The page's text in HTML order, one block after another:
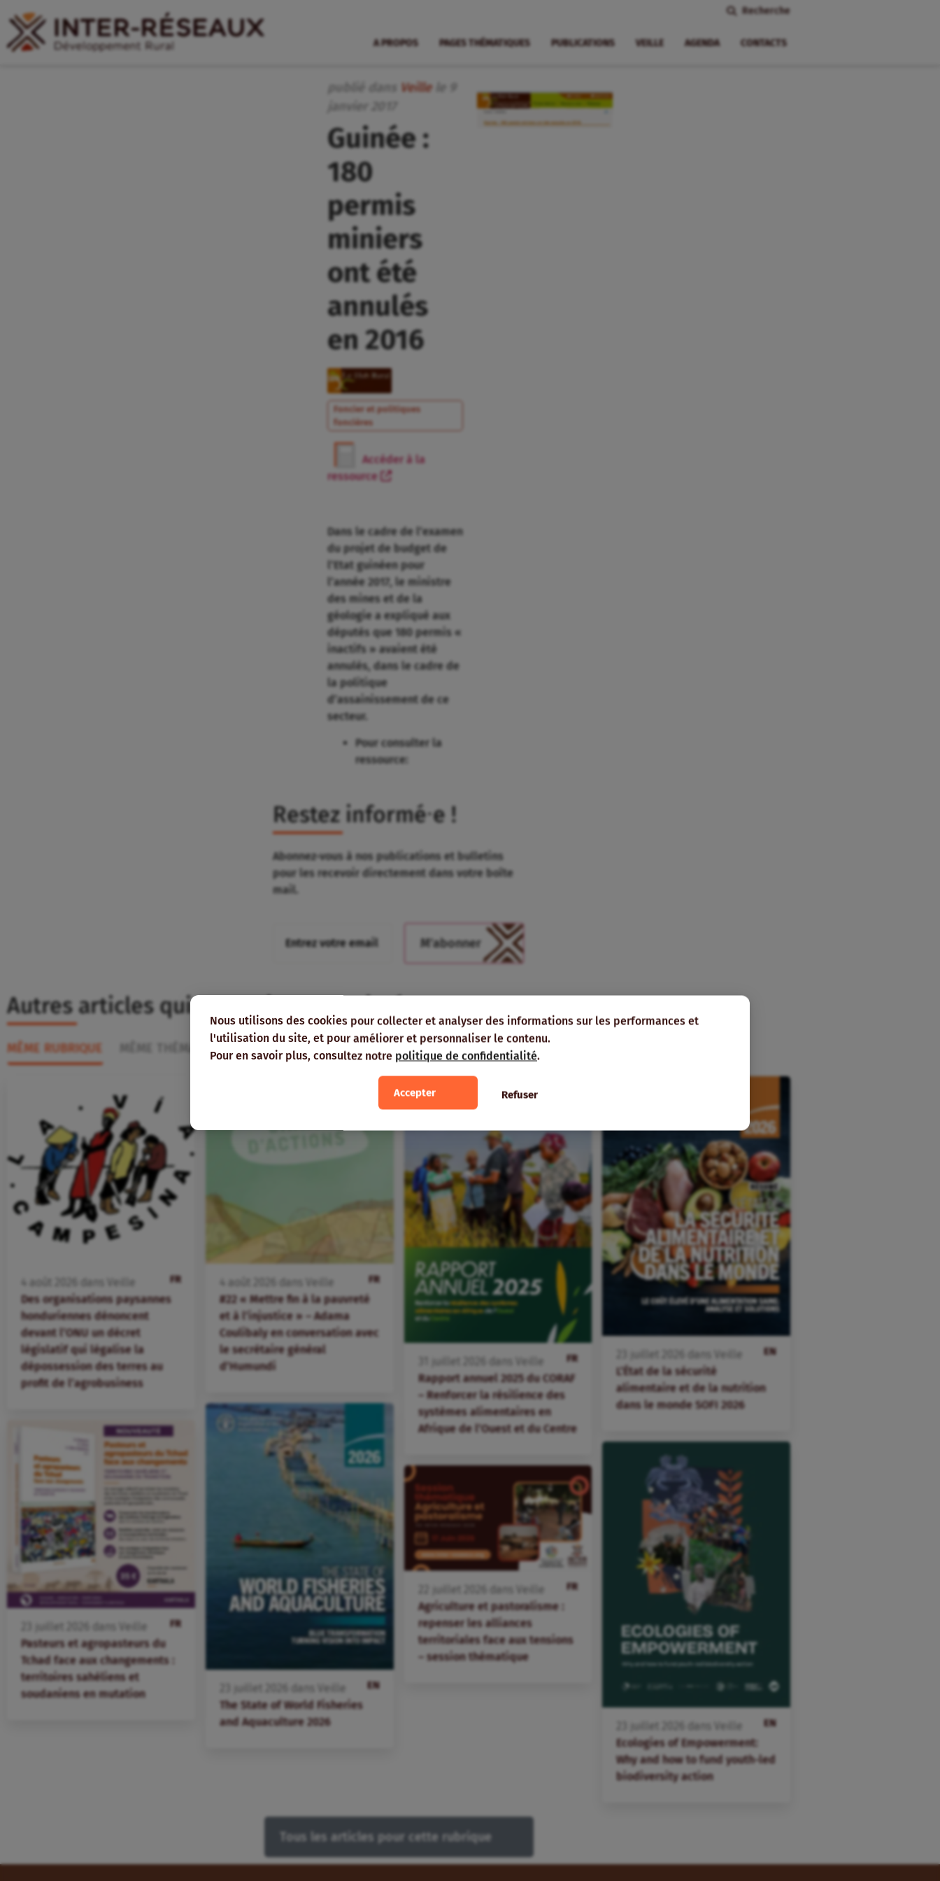
Nous utilisons des cookies pour collecter et analyser des informations sur les performances et
l'utilisation du site, et pour améliorer et personnaliser le contenu.
Pour en savoir plus, consultez notre politique de confidentialité.
Accepter Refuser
Recherche
A PROPOS PAGES THÉMATIQUES PUBLICATIONS VEILLE AGENDA CONTACTS
publié dans Veille le
janvier
Guinée :
180
permis
miniers
ont été
annulés
en 2016
Foncier et politiques
foncières
Accéder à la
ressource
Dans le cadre de l’examen
du projet de budget de
l’Etat guinéen pour
l’année 2017, le ministre
des mines et de la
géologie a expliqué aux
députés que 180 permis «
inactifs » avaient été
annulés, dans le cadre de
la politique
d’assainissement de ce
secteur.
Pour consulter la
ressource:
Restez informé⸱e !
Abonnez-vous à nos publications et bulletins
pour les recevoir directement dans votre boîte
mail.
Autres articles qui pourraient vous intéresser
MÊME RUBRIQUE MÊME THÉMATIQUE MÊME AUTEUR
FR
août dans
Veille
Des organisations paysannes
honduriennes dénoncent
devant l’ONU un décret
législatif qui légalise la
dépossession des terres au
profit de l’agrobusiness
FR
août dans
Veille
#22 « Mettre fin à la pauvreté
et à l’injustice » – Adama
Coulibaly en conversation avec
le secrétaire général
d’Humundi
FR
juillet dans
Veille
Rapport annuel 2025 du CORAF
– Renforcer la résilience des
systèmes alimentaires en
Afrique de l’Ouest et du Centre
EN
juillet dans
Veille
L’État de la sécurité
alimentaire et de la nutrition
dans le monde SOFI 2026
EN
juillet dans
Veille
The State of World Fisheries
and Aquaculture 2026
FR
juillet dans
Veille
Pasteurs et agropasteurs du
Tchad face aux changements :
territoires sahéliens et
soudaniens en mutation
EN
juillet dans
Veille
Ecologies of Empowerment:
Why and how to fund youth-led
biodiversity action
FR
juillet dans
Veille
Agriculture et pastoralisme :
repenser les alliances
territoriales face aux tensions
– session thématique
Tous les articles pour cette rubrique